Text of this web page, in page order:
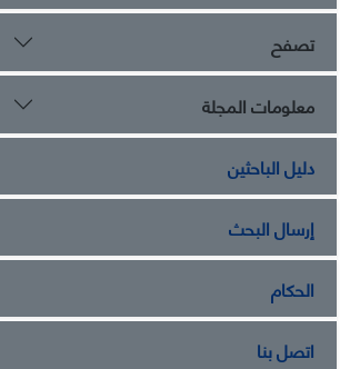
تصفح
معلومات المجلة
دليل الباحثين
إرسال البحث
الحكام
اتصل بنا